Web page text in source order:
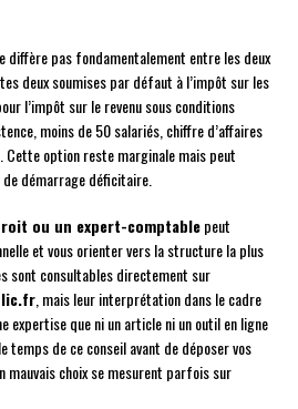
diffère pas fondamentalement entre les deux
deux soumises par défaut à l’impôt sur les
l’impôt sur le revenu sous conditions
moins de 50 salariés, chiffre d’affaires
Cette option reste marginale mais peut
de démarrage déficitaire.
ou un expert-comptablepeut
et vous orienter vers la structure la plus
sont consultables directement sur
, mais leur interprétation dans le cadre
expertise que ni un article ni un outil en ligne
temps de ce conseil avant de déposer vos
mauvais choix se mesurent parfois sur